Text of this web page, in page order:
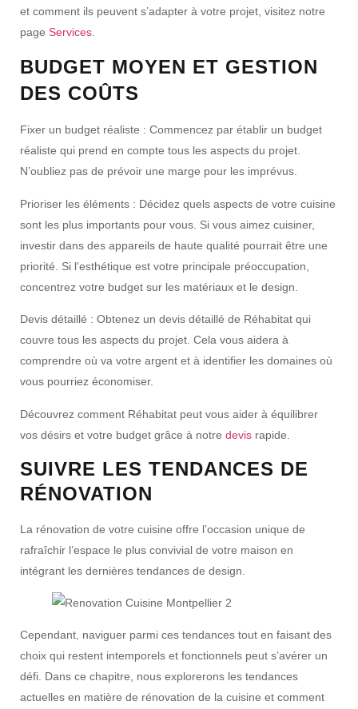
et comment ils peuvent s’adapter à votre projet, visitez notre
page Services
BUDGET MOYEN ET GESTION
DES COÛTS
Fixer un budget réaliste : Commencez par établir un budget
réaliste qui prend en compte tous les aspects du projet.
N’oubliez pas de prévoir une marge pour les imprévus.
Prioriser les éléments : Décidez quels aspects de votre cuisine
sont les plus importants pour vous. Si vous aimez cuisiner,
investir dans des appareils de haute qualité pourrait être une
priorité. Si l’esthétique est votre principale préoccupation,
concentrez votre budget sur les matériaux et le design.
Devis détaillé : Obtenez un devis détaillé de Réhabitat qui
couvre tous les aspects du projet. Cela vous aidera à
comprendre où va votre argent et à identifier les domaines où
vous pourriez économiser.
Découvrez comment Réhabitat peut vous aider à équilibrer
vos désirs et votre budget grâce à notre devis rapide.
SUIVRE LES TENDANCES DE
RÉNOVATION
La rénovation de votre cuisine offre l’occasion unique de
rafraîchir l’espace le plus convivial de votre maison en
intégrant les dernières tendances de design.
Cependant, naviguer parmi ces tendances tout en faisant des
choix qui restent intemporels et fonctionnels peut s’avérer un
défi. Dans ce chapitre, nous explorerons les tendances
actuelles en matière de rénovation de la cuisine et comment